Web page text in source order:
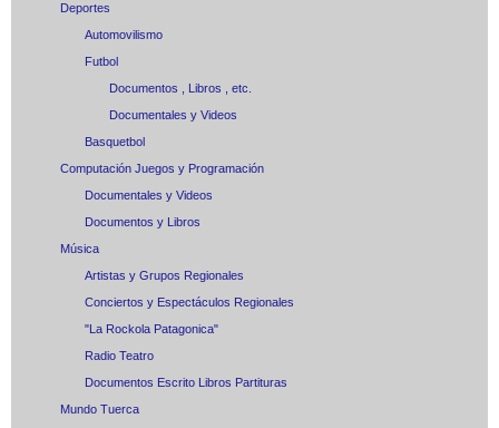
Deportes
Automovilismo
Futbol
Documentos , Libros , etc.
Documentales y Videos
Basquetbol
Computación Juegos y Programación
Documentales y Videos
Documentos y Libros
Música
Artistas y Grupos Regionales
Conciertos y Espectáculos Regionales
"La Rockola Patagonica"
Radio Teatro
Documentos Escrito Libros Partituras
Mundo Tuerca